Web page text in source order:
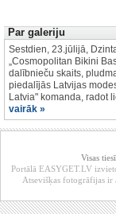
Par galeriju
Sestdien, 23.jūlijā,
„Cosmopolitan Bikini
dalībnieču skaits,
piedalījās Latvijas
Latvia" komanda, radot
vairāk »
Visas
Portālā EASYGET.LV
Atsevišķas fotogrāfijas ir